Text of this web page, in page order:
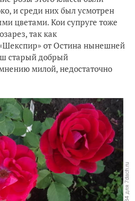
и среди них был усмотрен
цветами. Кои супруге тоже
так как
от Остина нынешней
старый добрый
милой, недостаточно